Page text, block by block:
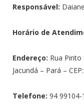
Responsável:
Horário de
Endereço: Rua Pinto
Jacundá – Pará –
Telefone: 94 99104-